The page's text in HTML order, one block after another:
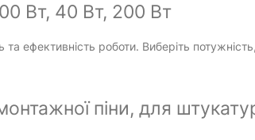
Вт, 40 Вт, 200 Вт
ефективність роботи. Виберіть
піни, для